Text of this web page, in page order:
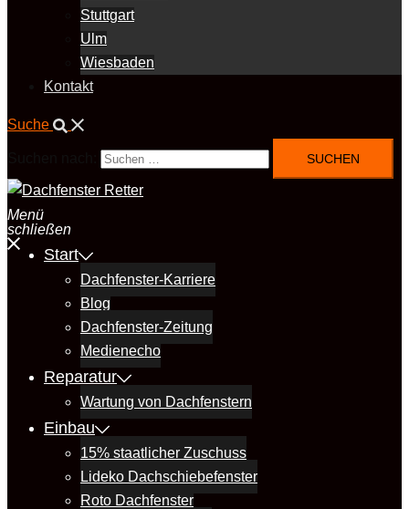
Stuttgart
Ulm
Wiesbaden
Kontakt
Suche
Menü
schließen
Start
Dachfenster-Karriere
Blog
Dachfenster-Zeitung
Medienecho
Reparatur
Wartung von Dachfenstern
Einbau
15% staatlicher Zuschuss
Lideko Dachschiebefenster
Roto Dachfenster